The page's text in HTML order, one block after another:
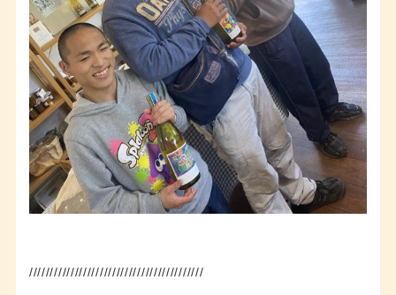
//////////////////////////////////////////